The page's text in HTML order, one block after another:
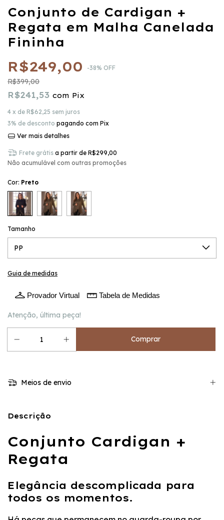
Conjunto de Cardigan +
Regata em Malha Canelada
Fininha
R$249,00 -38% OFF
R$399,00
R$241,53 com Pix
4 x de R$62,25 sem juros
3% de desconto pagando com Pix
Ver mais detalhes
Frete grátis a partir de R$299,00
Não acumulável com outras promoções
Cor: Preto
Tamanho
Guia de medidas
Provador Virtual Tabela de Medidas
Atenção, última peça!
Meios de envio
Descrição
Conjunto Cardigan +
Regata
Elegância descomplicada para
todos os momentos.